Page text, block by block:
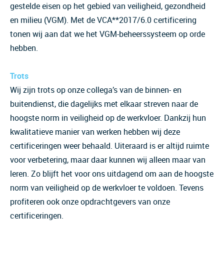
gestelde eisen op het gebied van veiligheid, gezondheid
en milieu (VGM). Met de VCA**2017/6.0 certificering
tonen wij aan dat we het VGM-beheerssysteem op orde
hebben.
Trots
Wij zijn trots op onze collega’s van de binnen- en
buitendienst, die dagelijks met elkaar streven naar de
hoogste norm in veiligheid op de werkvloer. Dankzij hun
kwalitatieve manier van werken hebben wij deze
certificeringen weer behaald. Uiteraard is er altijd ruimte
voor verbetering, maar daar kunnen wij alleen maar van
leren. Zo blijft het voor ons uitdagend om aan de hoogste
norm van veiligheid op de werkvloer te voldoen. Tevens
profiteren ook onze opdrachtgevers van onze
certificeringen.